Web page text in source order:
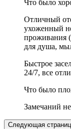
Что было
Отличный
ухоженный
проживания
для душа,
Быстрое
24/7, все
Что было
Замечаний
Следующая